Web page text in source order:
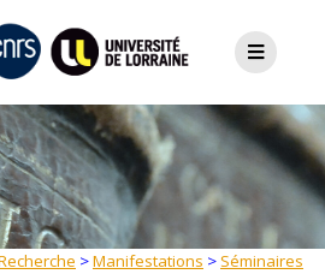
>Manifestations >Séminaires